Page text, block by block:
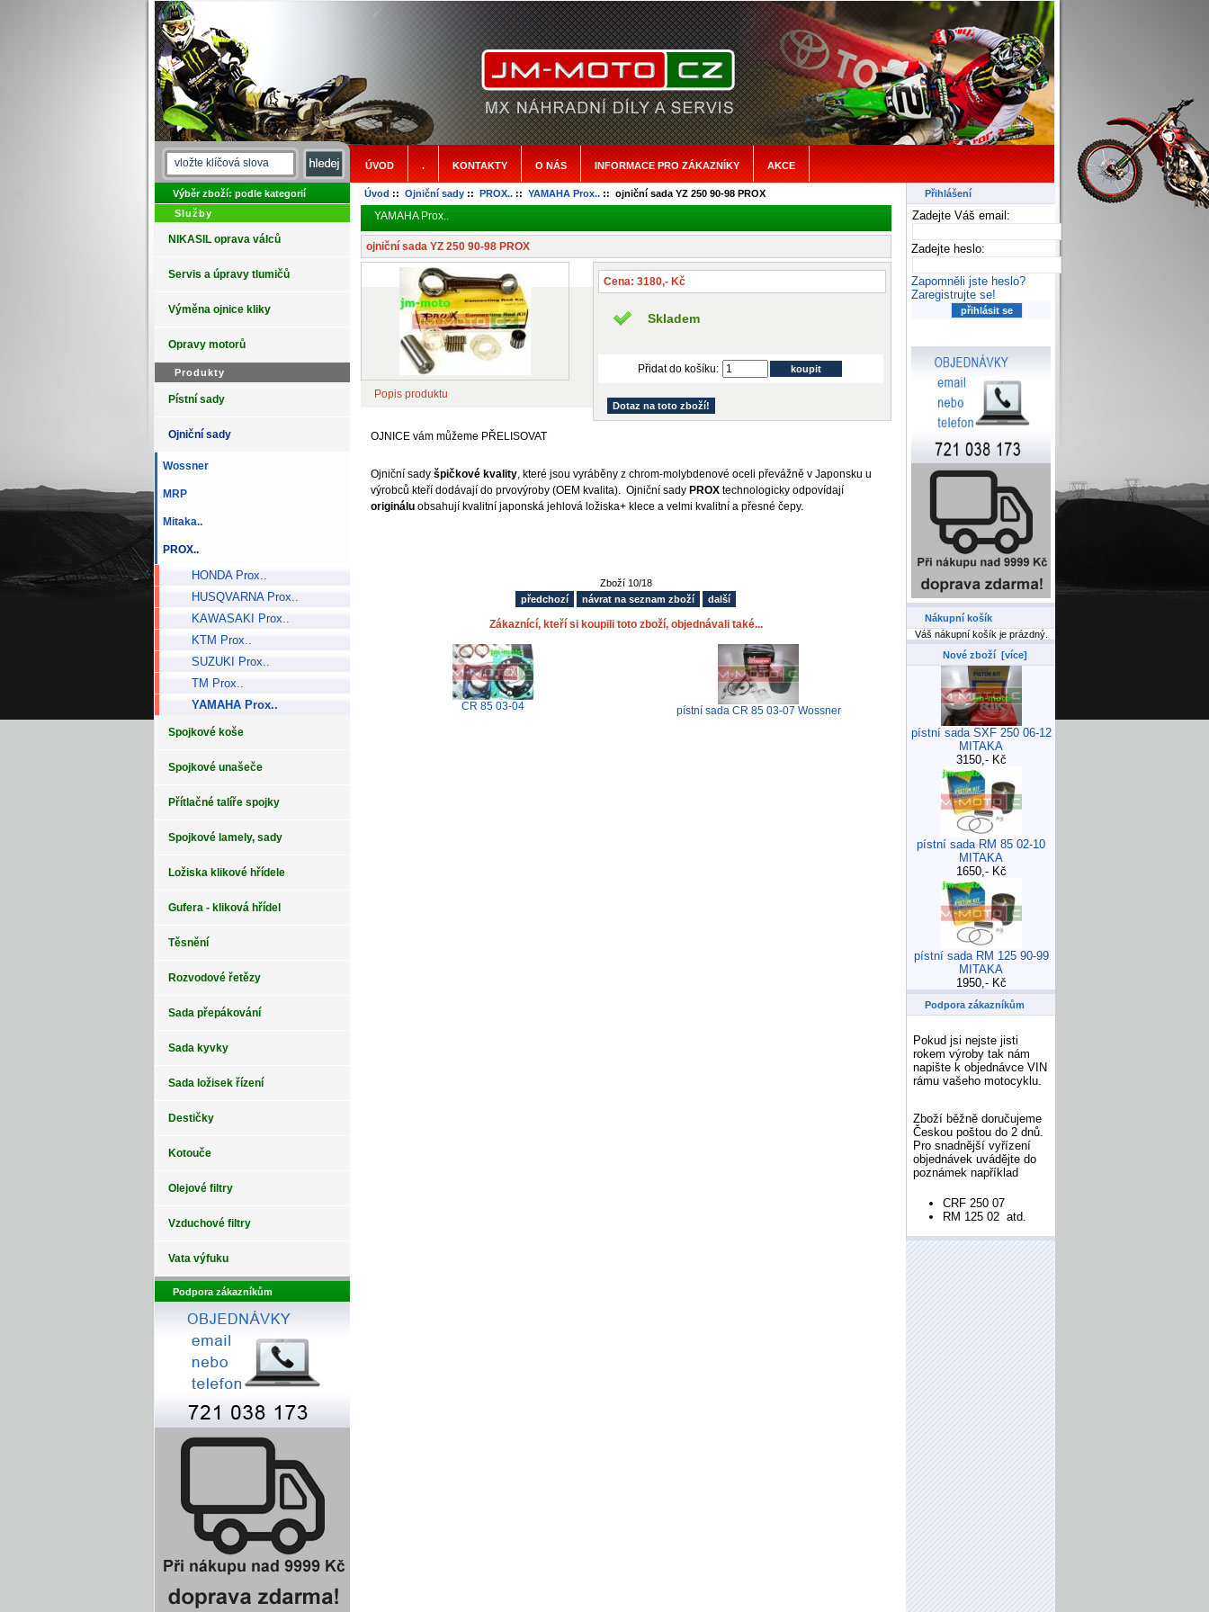
ÚVOD . KONTAKTY O NÁS INFORMACE PRO ZÁKAZNÍKY AKCE
Výběr zboží: podle kategorií
Služby
NIKASIL oprava válců
Servis a úpravy tlumičů
Výměna ojnice kliky
Opravy motorů
Produkty
Pístní sady
Ojniční sady
Wossner
MRP
Mitaka..
PROX..
HONDA Prox..
HUSQVARNA Prox..
KAWASAKI Prox..
KTM Prox..
SUZUKI Prox..
TM Prox..
YAMAHA Prox..
Spojkové koše
Spojkové unašeče
Přítlačné talíře spojky
Spojkové lamely, sady
Ložiska klikové hřídele
Gufera - kliková hřídel
Těsnění
Rozvodové řetězy
Sada přepákování
Sada kyvky
Sada ložisek řízení
Destičky
Kotouče
Olejové filtry
Vzduchové filtry
Vata výfuku
Podpora zákazníkům
Úvod :: Ojniční sady:: PROX..:: YAMAHA Prox..:: ojniční sada YZ 250 90-98 PROX
YAMAHA Prox..
ojniční sada YZ 250 90-98 PROX
Cena: 3180,- Kč
Skladem
Přidat do košíku:
Dotaz na toto zboží!
Popis produktu
OJNICE vám můžeme PŘELISOVAT
Ojniční sady špičkové kvality, které jsou vyráběny z chrom-molybdenové oceli převážně v Japonsku u
výrobců kteří dodávají do prvovýroby (OEM kvalita). Ojniční sady PROX technologicky odpovídají
origináluobsahují kvalitní japonská jehlová ložiska+ klece a velmi kvalitní a přesné čepy.
Zboží 10/18
předchozí
návrat na seznam zboží další
Zákaznící, kteří si koupili toto zboží, objednávali také...
CR 85 03-04 pístní sada CR 85 03-07 Wossner
Přihlášení
Zadejte Váš email:
Zadejte heslo:
Zapomněli jste heslo?
Zaregistrujte se!
Nákupní košík
Váš nákupní košík je prázdný.
Nové zboží [více]
pístní sada SXF 250 06-12
MITAKA
3150,- Kč
pístní sada RM 85 02-10
MITAKA
1650,- Kč
pístní sada RM 125 90-99
MITAKA
1950,- Kč
Podpora zákazníkům
Pokud jsi nejste jisti
rokem výroby tak nám
napište k objednávce VIN
rámu vašeho motocyklu.
Zboží běžně doručujeme
Českou poštou do 2 dnů.
Pro snadnější vyřízení
objednávek uvádějte do
poznámek například
CRF 250 07
RM 125 02 atd.